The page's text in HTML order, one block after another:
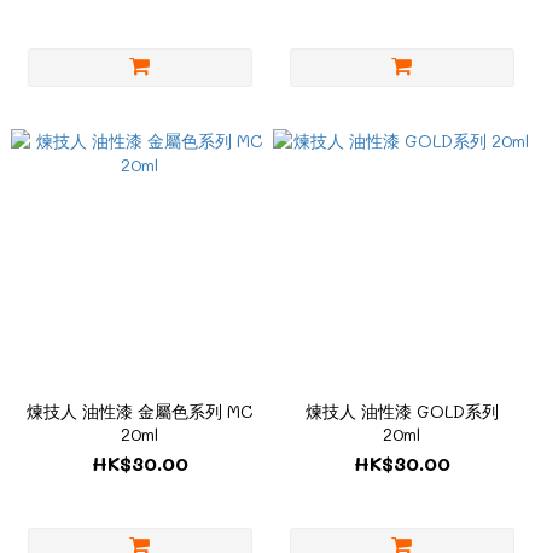
煉技人 油性漆 金屬色系列 MC
20ml
HK$30.00
煉技人 油性漆 GOLD系列
20ml
HK$30.00